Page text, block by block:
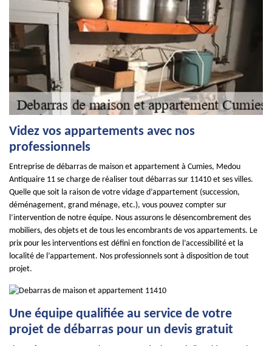
Videz vos appartements avec nos
professionnels
Entreprise de débarras de maison et appartement à Cumies, Medou
Antiquaire 11 se charge de réaliser tout débarras sur 11410 et ses villes.
Quelle que soit la raison de votre vidage d’appartement (succession,
déménagement, grand ménage, etc.), vous pouvez compter sur
l’intervention de notre équipe. Nous assurons le désencombrement des
mobiliers, des objets et de tous les encombrants de vos appartements. Le
prix pour les interventions est défini en fonction de l’accessibilité et la
localité de l’appartement. Nos professionnels sont à disposition de tout
projet.
Une équipe qualifiée au service de votre
projet de débarras pour un devis gratuit